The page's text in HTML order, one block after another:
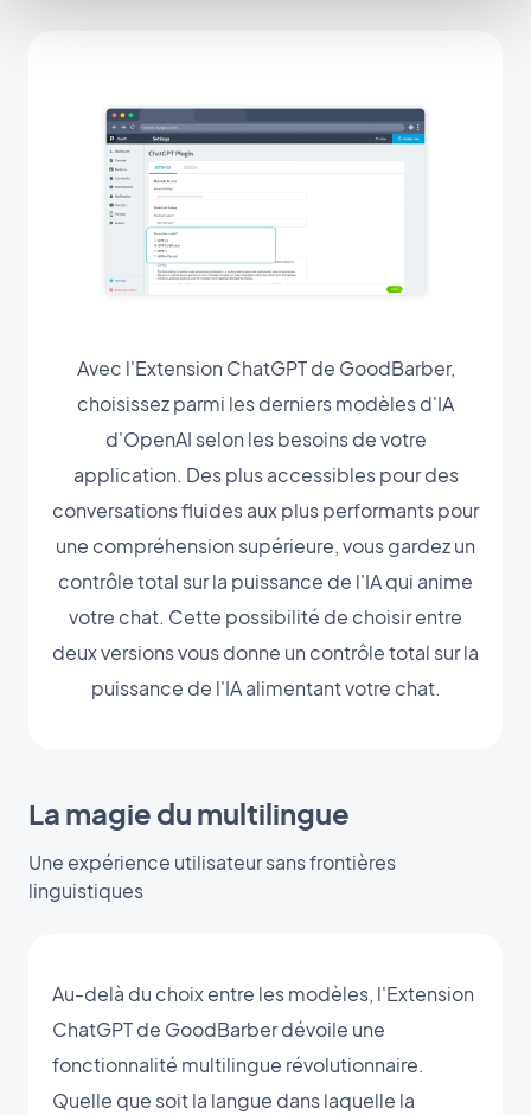
Avec l'Extension ChatGPT de GoodBarber,
choisissez parmi les derniers modèles d'IA
d'OpenAI selon les besoins de votre
application. Des plus accessibles pour des
conversations fluides aux plus performants pour
une compréhension supérieure, vous gardez un
contrôle total sur la puissance de l'IA qui anime
votre chat. Cette possibilité de choisir entre
deux versions vous donne un contrôle total sur la
puissance de l'IA alimentant votre chat.
La magie du multilingue
Une expérience utilisateur sans frontières
linguistiques
Au-delà du choix entre les modèles, l'Extension
ChatGPT de GoodBarber dévoile une
fonctionnalité multilingue révolutionnaire.
Quelle que soit la langue dans laquelle la